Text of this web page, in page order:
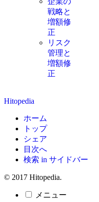
戦略と
増額修
正
リスク
管理と
増額修
正
Hitopedia
ホーム
トップ
シェア
目次へ
検索 in サイドバー
© 2017 Hitopedia.
メニュー